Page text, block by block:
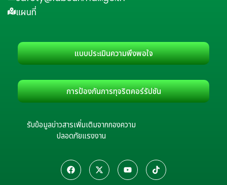
แผนที่
แบบประเมินความพึงพอใจ
การป้องกันการทุจริตคอร์รัปชัน
รับข้อมูลข่าวสารเพิ่มเติมจากกองความ
ปลอดภัยแรงงาน